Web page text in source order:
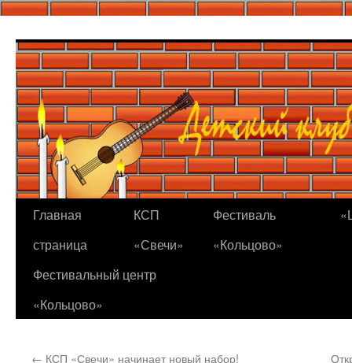
содержимому
Главная
страница
КСП
«Свечи»
Фестиваль
«Кольцово»
Фестивальный центр
«Кольцово»
← КСП «Свечи» начинает новый набор!